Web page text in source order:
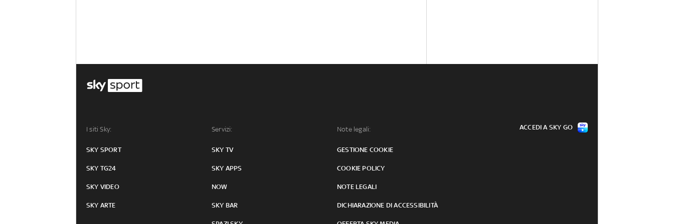
I siti Sky:
SKY SPORT
SKY TG24
SKY VIDEO
SKY ARTE
Servizi:
SKY TV
SKY APPS
NOW
SKY BAR
Note legali:
GESTIONE COOKIE
COOKIE POLICY
NOTE LEGALI
DICHIARAZIONE DI ACCESSIBILITÀ
ACCEDI A SKY GO